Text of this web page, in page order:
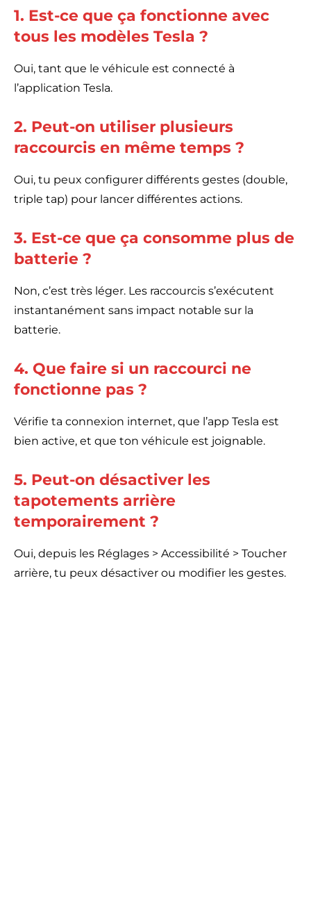
1. Est-ce que ça fonctionne avec
tous les modèles Tesla ?
Oui, tant que le véhicule est connecté à
l’application Tesla.
2. Peut-on utiliser plusieurs
raccourcis en même temps ?
Oui, tu peux configurer différents gestes (double,
triple tap) pour lancer différentes actions.
3. Est-ce que ça consomme plus de
batterie ?
Non, c’est très léger. Les raccourcis s’exécutent
instantanément sans impact notable sur la
batterie.
4. Que faire si un raccourci ne
fonctionne pas ?
Vérifie ta connexion internet, que l’app Tesla est
bien active, et que ton véhicule est joignable.
5. Peut-on désactiver les
tapotements arrière
temporairement ?
Oui, depuis les Réglages > Accessibilité > Toucher
arrière, tu peux désactiver ou modifier les gestes.